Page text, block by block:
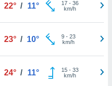
22° / 11° 17- 36
km/h
23° / 10° 9- 23
km/h
24° / 11° 15- 33
km/h